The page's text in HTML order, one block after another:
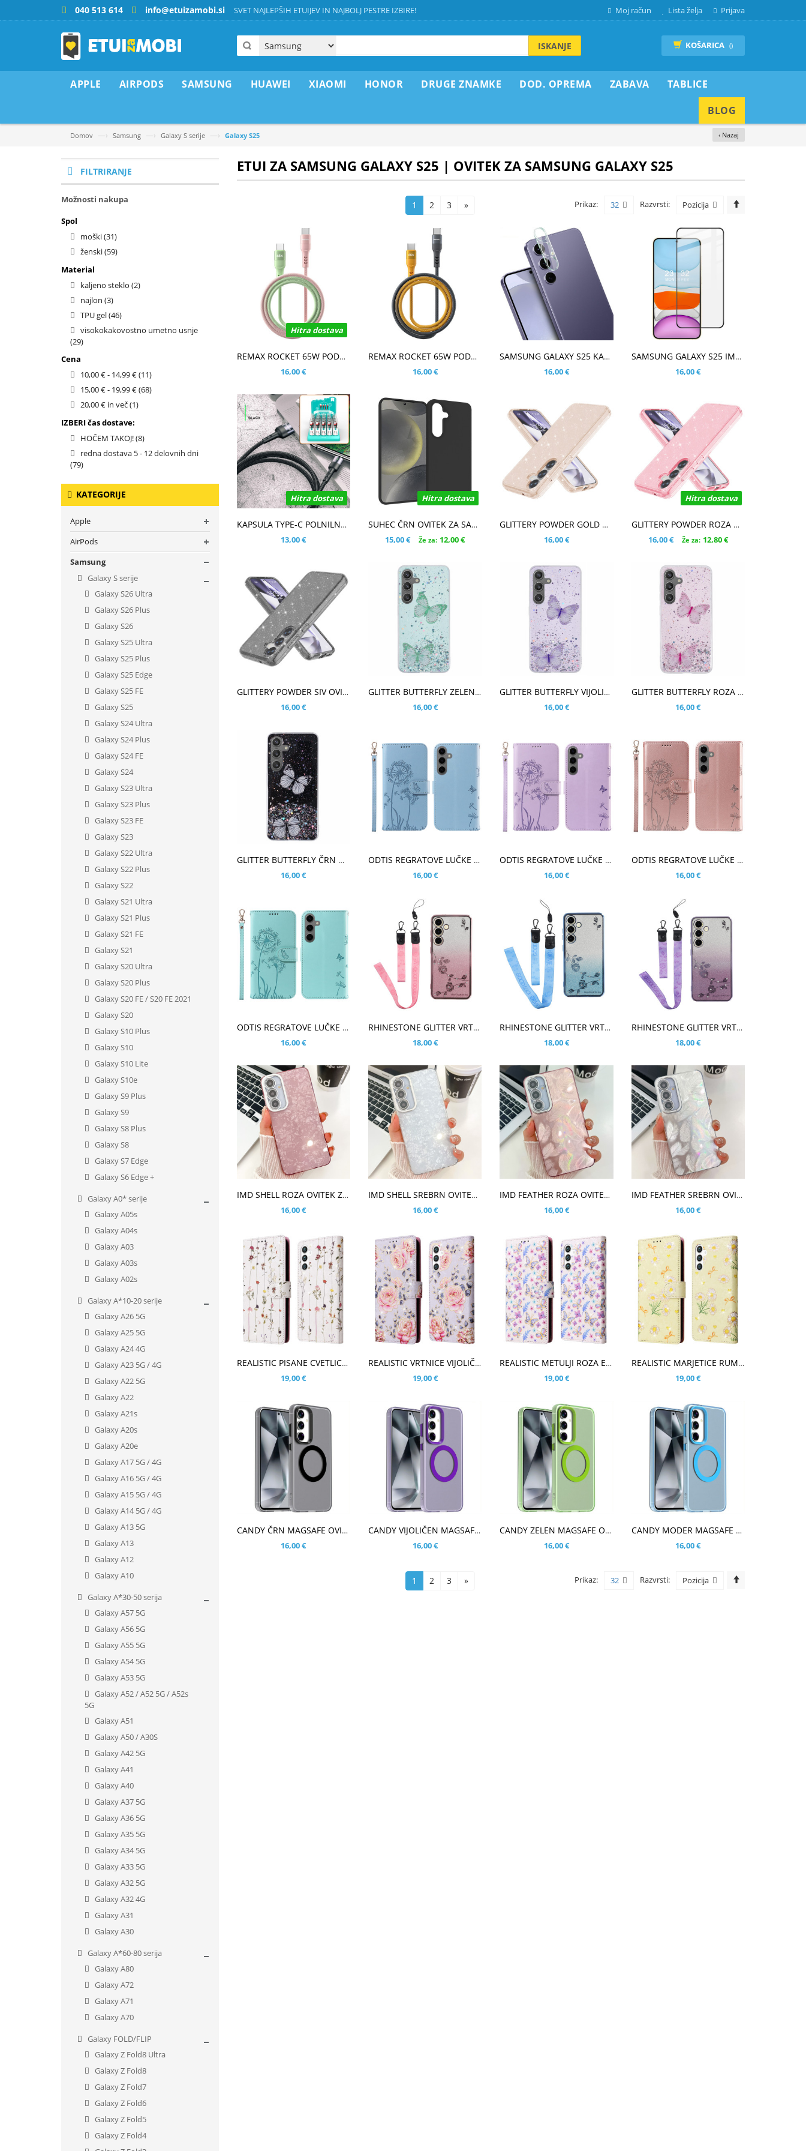
040 513 614 info@etuizamobi.si SVET NAJLEPŠIH ETUIJEV IN NAJBOLJ PESTRE IZBIRE! Moj račun Lista želja Prijava
ISKANJE KOŠARICA ()
APPLE AIRPODS SAMSUNG HUAWEI XIAOMI HONOR DRUGE ZNAMKE DOD. OPREMA ZABAVA
TABLICE
BLOG
‹ Nazaj
Domov —› Samsung —› Galaxy S serije —› Galaxy S25
ETUI ZA SAMSUNG GALAXY S25 | OVITEK ZA SAMSUNG GALAXY S25
Razvrsti: Pozicija
Prikaz: 32
1 2 3 »
Hitra dostava
REMAX ROCKET 65W PODATKOVNO POLNILNI KABEL ZELEN/ROZA
16,00 €
REMAX ROCKET 65W PODATKOVNO POLNILNI KABEL ČRN/ORANŽEN
16,00 €
SAMSUNG GALAXY S25 KALJENO STEKLO ZA ZADNJO KAMERO
16,00 €
SAMSUNG GALAXY S25 IMAK PRO+ FIT KALJENO STEKLO S POTISKOM ČRN - FULL GLUE
16,00 €
Hitra dostava
KAPSULA TYPE-C POLNILNO PODATKOVNI KABEL
13,00 €
Hitra dostava
V KOŠARICO
SUHEC ČRN OVITEK ZA SAMSUNG GALAXY S25
15,00 €
Že za: 12,00 €
GLITTERY POWDER GOLD OVITEK ZA SAMSUNG GALAXY S25
16,00 €
Hitra dostava
GLITTERY POWDER ROZA OVITEK ZA SAMSUNG GALAXY S25
16,00 €
Že za: 12,80 €
GLITTERY POWDER SIV OVITEK ZA SAMSUNG GALAXY S25
16,00 €
GLITTER BUTTERFLY ZELEN OVITEK ZA SAMSUNG GALAXY S25
16,00 €
GLITTER BUTTERFLY VIJOLIČNI OVITEK ZA SAMSUNG GALAXY S25
16,00 €
GLITTER BUTTERFLY ROZA OVITEK ZA SAMSUNG GALAXY S25
16,00 €
GLITTER BUTTERFLY ČRN OVITEK ZA SAMSUNG GALAXY S25
16,00 €
ODTIS REGRATOVE LUČKE MODER ETUI ZA SAMSUNG GALAXY S25
16,00 €
ODTIS REGRATOVE LUČKE VIJOLIČEN ETUI ZA SAMSUNG GALAXY S25
16,00 €
ODTIS REGRATOVE LUČKE ROSE GOLD ETUI ZA SAMSUNG GALAXY S25
16,00 €
ODTIS REGRATOVE LUČKE MINT ETUI ZA SAMSUNG GALAXY S25
16,00 €
RHINESTONE GLITTER VRTNICA ROSE GOLD Z VRVICO OVITEK ZA SAMSUNG GALAXY S25
18,00 €
RHINESTONE GLITTER VRTNICA Z VRVICO MODER OVITEK ZA SAMSUNG GALAXY S25
18,00 €
RHINESTONE GLITTER VRTNICA VIJOLIČNI Z VRVICO OVITEK ZA SAMSUNG GALAXY S25
18,00 €
IMD SHELL ROZA OVITEK ZA SAMSUNG GALAXY S25
16,00 €
IMD SHELL SREBRN OVITEK ZA SAMSUNG GALAXY S25
16,00 €
IMD FEATHER ROZA OVITEK ZA SAMSUNG GALAXY S25
16,00 €
IMD FEATHER SREBRN OVITEK ZA SAMSUNG GALAXY S25
16,00 €
REALISTIC PISANE CVETLICE BEL ETUI ZA SAMSUNG GALAXY S25
19,00 €
REALISTIC VRTNICE VIJOLIČNI ETUI ZA SAMSUNG GALAXY S25
19,00 €
REALISTIC METULJI ROZA ETUI ZA SAMSUNG GALAXY S25
19,00 €
REALISTIC MARJETICE RUMEN ETUI ZA SAMSUNG GALAXY S25
19,00 €
V KOŠARICO
CANDY ČRN MAGSAFE OVITEK ZA SAMSUNG GALAXY S25
16,00 €
V KOŠARICO
CANDY VIJOLIČEN MAGSAFE OVITEK ZA SAMSUNG GALAXY S25
16,00 €
CANDY ZELEN MAGSAFE OVITEK ZA SAMSUNG GALAXY S25
16,00 €
CANDY MODER MAGSAFE OVITEK ZA SAMSUNG GALAXY S25
16,00 €
Razvrsti: Pozicija
Prikaz: 32
1 2 3 »
FILTRIRANJE
Možnosti nakupa
Spol
moški(31)
ženski(59)
Material
kaljeno steklo (2)
najlon (3)
TPU gel(46)
visokokakovostno umetno usnje
(29)
Cena
10,00 €- 14,99 €(11)
15,00 €- 19,99 €(68)
20,00 € in več(1)
IZBERI čas dostave:
HOČEM TAKOJ!(8)
redna dostava 5 - 12 delovnih dni
(79)
KATEGORIJE
Apple
AirPods
Samsung
Galaxy S serije
Galaxy S26 Ultra
Galaxy S26 Plus
Galaxy S26
Galaxy S25 Ultra
Galaxy S25 Plus
Galaxy S25 Edge
Galaxy S25 FE
Galaxy S25
Galaxy S24 Ultra
Galaxy S24 Plus
Galaxy S24 FE
Galaxy S24
Galaxy S23 Ultra
Galaxy S23 Plus
Galaxy S23 FE
Galaxy S23
Galaxy S22 Ultra
Galaxy S22 Plus
Galaxy S22
Galaxy S21 Ultra
Galaxy S21 Plus
Galaxy S21 FE
Galaxy S21
Galaxy S20 Ultra
Galaxy S20 Plus
Galaxy S20 FE / S20 FE 2021
Galaxy S20
Galaxy S10 Plus
Galaxy S10
Galaxy S10 Lite
Galaxy S10e
Galaxy S9 Plus
Galaxy S9
Galaxy S8 Plus
Galaxy S8
Galaxy S7 Edge
Galaxy S6 Edge +
Galaxy A0* serije
Galaxy A05s
Galaxy A04s
Galaxy A03
Galaxy A03s
Galaxy A02s
Galaxy A*10-20 serije
Galaxy A26 5G
Galaxy A25 5G
Galaxy A24 4G
Galaxy A23 5G / 4G
Galaxy A22 5G
Galaxy A22
Galaxy A21s
Galaxy A20s
Galaxy A20e
Galaxy A17 5G / 4G
Galaxy A16 5G / 4G
Galaxy A15 5G / 4G
Galaxy A14 5G / 4G
Galaxy A13 5G
Galaxy A13
Galaxy A12
Galaxy A10
Galaxy A*30-50 serija
Galaxy A57 5G
Galaxy A56 5G
Galaxy A55 5G
Galaxy A54 5G
Galaxy A53 5G
Galaxy A52 / A52 5G / A52s
5G
Galaxy A51
Galaxy A50 / A30S
Galaxy A42 5G
Galaxy A41
Galaxy A40
Galaxy A37 5G
Galaxy A36 5G
Galaxy A35 5G
Galaxy A34 5G
Galaxy A33 5G
Galaxy A32 5G
Galaxy A32 4G
Galaxy A31
Galaxy A30
Galaxy A*60-80 serija
Galaxy A80
Galaxy A72
Galaxy A71
Galaxy A70
Galaxy FOLD/FLIP
Galaxy Z Fold8 Ultra
Galaxy Z Fold8
Galaxy Z Fold7
Galaxy Z Fold6
Galaxy Z Fold5
Galaxy Z Fold4